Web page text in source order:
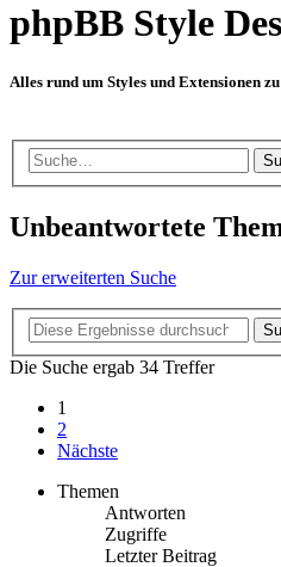
phpBB Style
Alles rund um Styles und Extensionen
Unbeantwortete
Zur erweiterten Suche
Die Suche ergab 34 Treffer
1
2
Nächste
Themen
Antworten
Zugriffe
Letzter Beitrag